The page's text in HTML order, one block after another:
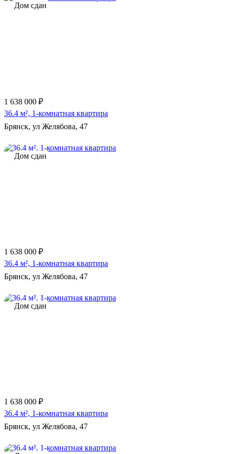
Дом сдан
1 638 000 ₽
36.4 м², 1-комнатная квартира
Брянск, ул Желябова, 47
Дом сдан
1 638 000 ₽
36.4 м², 1-комнатная квартира
Брянск, ул Желябова, 47
Дом сдан
1 638 000 ₽
36.4 м², 1-комнатная квартира
Брянск, ул Желябова, 47